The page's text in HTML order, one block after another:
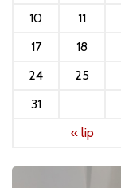
10
11
17
18
24
25
31
« lip